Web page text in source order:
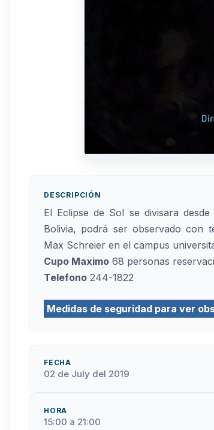
DESCRIPCIÓN
El Eclipse de Sol se divisara
Bolivia, podrá ser observado con
Max Schreier en el campus
Cupo Maximo 68 personas
Telefono 244-1822
Medidas de seguridad para ver
FECHA
02 de July del 2019
HORA
15:00 a 21:00